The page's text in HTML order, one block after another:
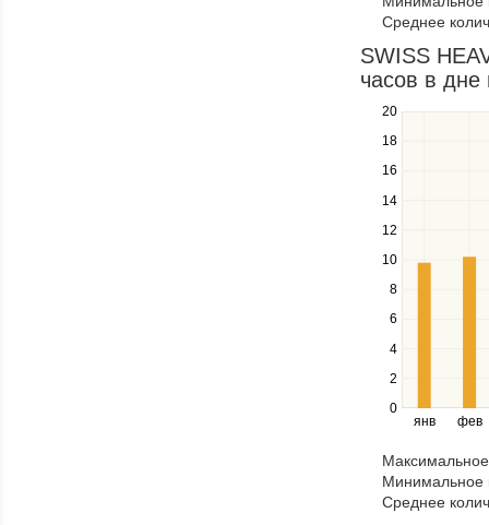
through
items
in
a
series.
Среднее
SWISS
часов в дне
янв фев
0
2
4
6
8
10
12
14
16
18
20
Use
the
and
down
to
navigate
series.
Use
the
and
right
navigate
through
items
Минимальное
Среднее